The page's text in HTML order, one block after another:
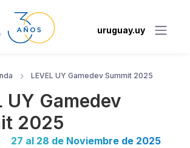
uruguay.uy
LEVEL UY Gamedev Summit 2025
UY Gamedev
2025
27 al 28 de Noviembre de 2025